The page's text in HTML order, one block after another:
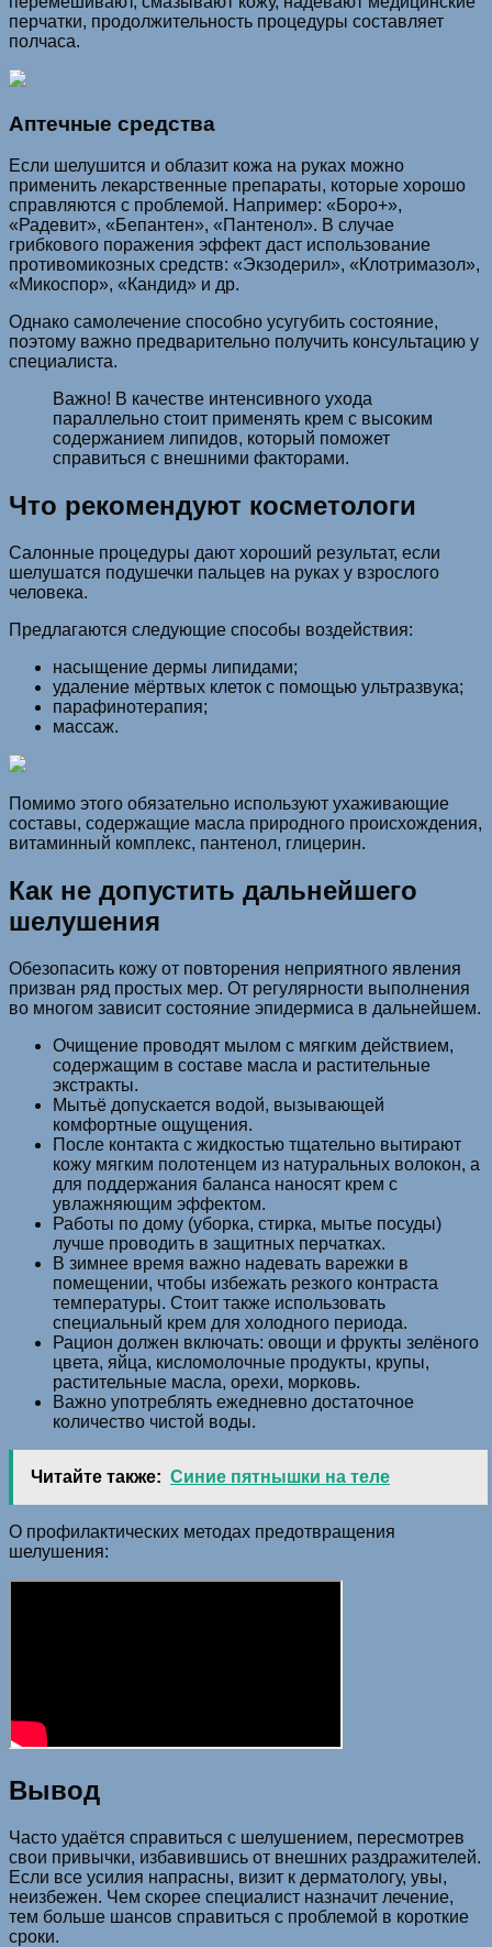
перчатки, продолжительность процедуры составляет
полчаса.
Аптечные средства
Если шелушится и облазит кожа на руках можно
применить лекарственные препараты, которые хорошо
справляются с проблемой. Например: «Боро+»,
«Радевит», «Бепантен», «Пантенол». В случае
грибкового поражения эффект даст использование
противомикозных средств: «Экзодерил», «Клотримазол»,
«Микоспор», «Кандид» и др.
Однако самолечение способно усугубить состояние,
поэтому важно предварительно получить консультацию у
специалиста.
Важно! В качестве интенсивного ухода
параллельно стоит применять крем с высоким
содержанием липидов, который поможет
справиться с внешними факторами.
Что рекомендуют косметологи
Салонные процедуры дают хороший результат, если
шелушатся подушечки пальцев на руках у взрослого
человека.
Предлагаются следующие способы воздействия:
насыщение дермы липидами;
удаление мёртвых клеток с помощью ультразвука;
парафинотерапия;
массаж.
Помимо этого обязательно используют ухаживающие
составы, содержащие масла природного происхождения,
витаминный комплекс, пантенол, глицерин.
Как не допустить дальнейшего
шелушения
Обезопасить кожу от повторения неприятного явления
призван ряд простых мер. От регулярности выполнения
во многом зависит состояние эпидермиса в дальнейшем.
Очищение проводят мылом с мягким действием,
содержащим в составе масла и растительные
экстракты.
Мытьё допускается водой, вызывающей
комфортные ощущения.
После контакта с жидкостью тщательно вытирают
кожу мягким полотенцем из натуральных волокон, а
для поддержания баланса наносят крем с
увлажняющим эффектом.
Работы по дому (уборка, стирка, мытье посуды)
лучше проводить в защитных перчатках.
В зимнее время важно надевать варежки в
помещении, чтобы избежать резкого контраста
температуры. Стоит также использовать
специальный крем для холодного периода.
Рацион должен включать: овощи и фрукты зелёного
цвета, яйца, кисломолочные продукты, крупы,
растительные масла, орехи, морковь.
Важно употреблять ежедневно достаточное
количество чистой воды.
Читайте также: Синие пятнышки на теле
О профилактических методах предотвращения
шелушения:
Вывод
Часто удаётся справиться с шелушением, пересмотрев
свои привычки, избавившись от внешних раздражителей.
Если все усилия напрасны, визит к дерматологу, увы,
неизбежен. Чем скорее специалист назначит лечение,
тем больше шансов справиться с проблемой в короткие
сроки.